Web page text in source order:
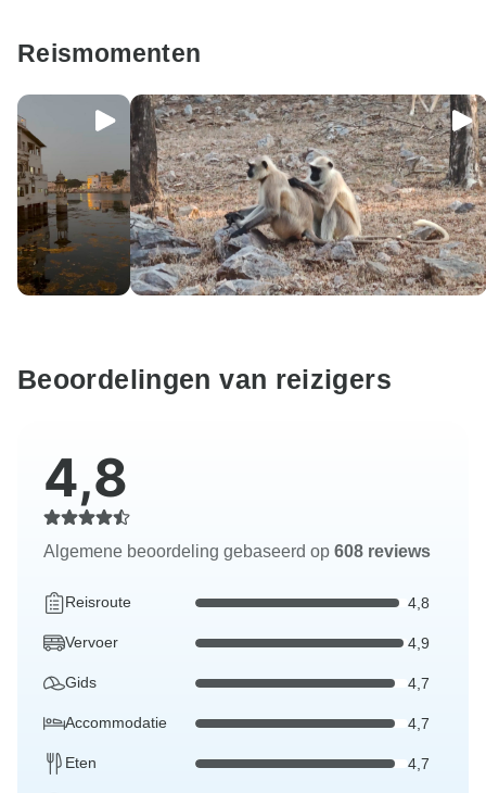
Reismomenten
Beoordelingen van reizigers
4,8
Algemene beoordeling gebaseerd op 608 reviews
Reisroute 4,8
Vervoer 4,9
Gids 4,7
Accommodatie 4,7
Eten 4,7